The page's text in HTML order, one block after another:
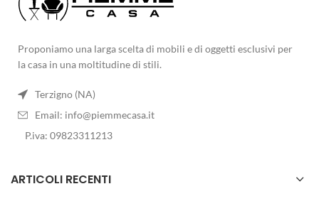
Proponiamo una larga scelta di mobili e di oggetti esclusivi per
la casa in una moltitudine di stili.
Terzigno (NA)
Email: info@piemmecasa.it
P.iva: 09823311213
ARTICOLI RECENTI